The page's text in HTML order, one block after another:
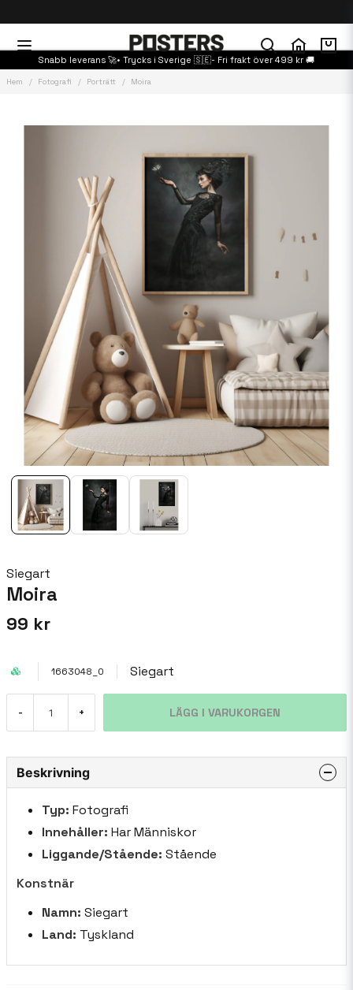
Snabb leverans 🚀• Trycks i Sverige 🇸🇪- Fri frakt över 499 kr 🚚
Hem Fotografi Porträtt Moira
Siegart
Moira
99 kr
1663048_0 Siegart
- + LÄGG I VARUKORGEN
Beskrivning
Typ: Fotografi
Innehåller: Har Människor
Liggande/Stående: Stående
Konstnär
Namn: Siegart
Land: Tyskland